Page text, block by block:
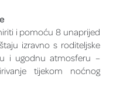
i pomoću 8 unaprijed
izravno s roditeljske
i ugodnu atmosferu –
tijekom noćnog